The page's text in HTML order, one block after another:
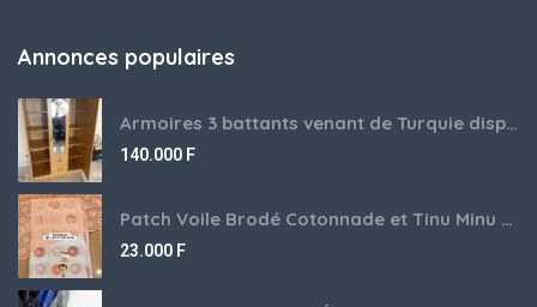
Annonces populaires
Armoires 3 battants venant de Turquie disponibles
140.000 F
Patch Voile Brodé Cotonnade et Tinu Minu de l’Inde ???????? ????
23.000 F